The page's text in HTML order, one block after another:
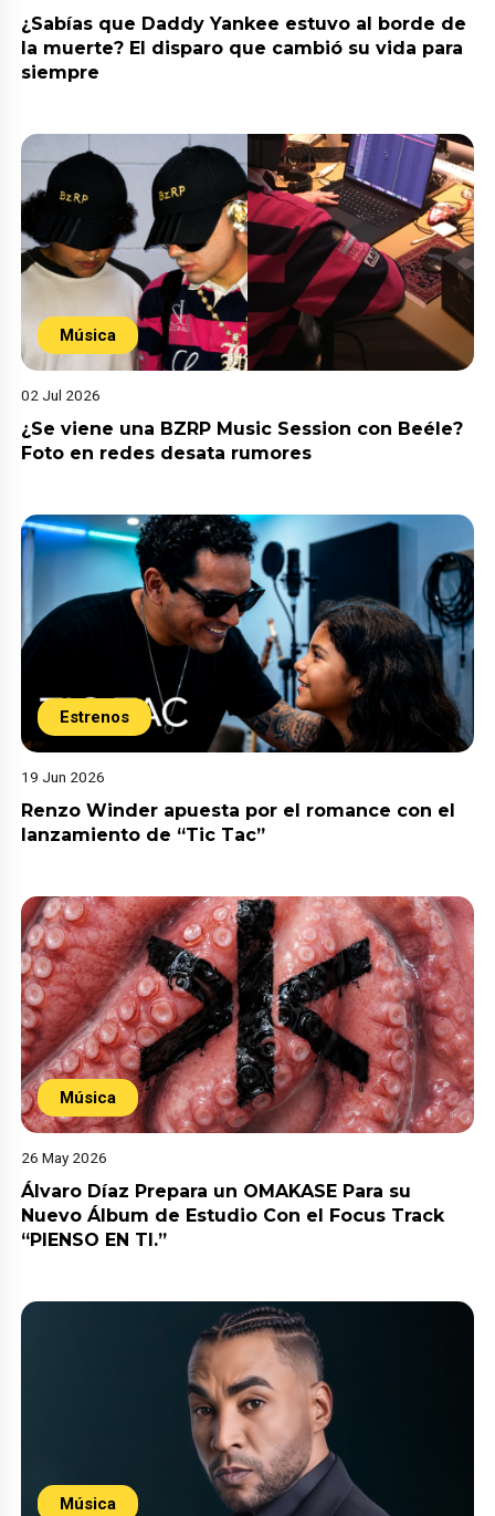
¿Sabías que Daddy Yankee estuvo al borde de
la muerte? El disparo que cambió su vida para
siempre
Música
02 Jul 2026
¿Se viene una BZRP Music Session con Beéle?
Foto en redes desata rumores
Estrenos
19 Jun 2026
Renzo Winder apuesta por el romance con el
lanzamiento de “Tic Tac”
Música
26 May 2026
Álvaro Díaz Prepara un OMAKASE Para su
Nuevo Álbum de Estudio Con el Focus Track
“PIENSO EN TI.”
Música